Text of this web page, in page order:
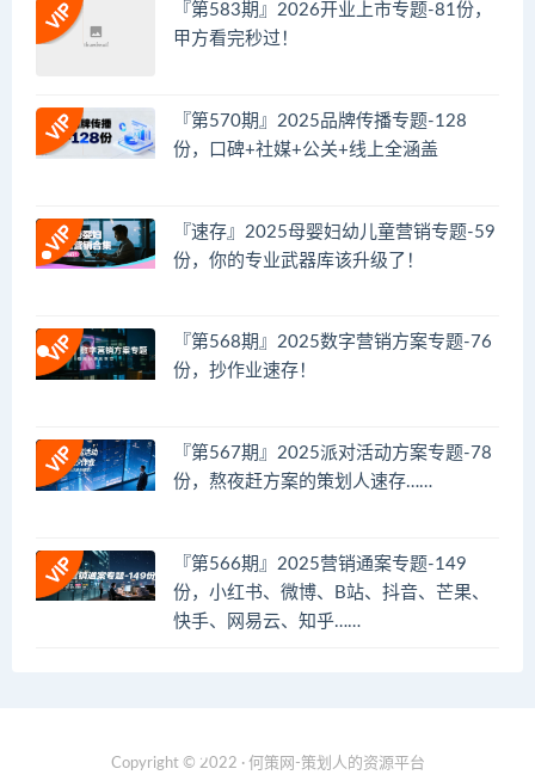
『第583期』2026开业上市专题-81份，
甲方看完秒过！
『第570期』2025品牌传播专题-128
份，口碑+社媒+公关+线上全涵盖
『速存』2025母婴妇幼儿童营销专题-59
份，你的专业武器库该升级了！
『第568期』2025数字营销方案专题-76
份，抄作业速存！
『第567期』2025派对活动方案专题-78
份，熬夜赶方案的策划人速存……
『第566期』2025营销通案专题-149
份，小红书、微博、B站、抖音、芒果、
快手、网易云、知乎……
Copyright © 2022 · 何策网-策划人的资源平台